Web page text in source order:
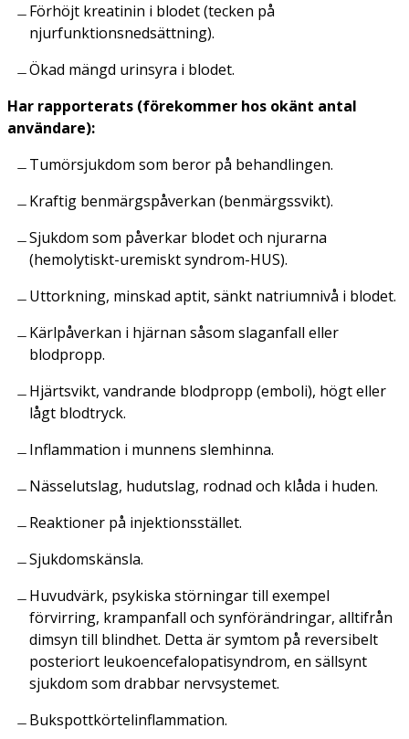
Förhöjt kreatinin i blodet (tecken på
njurfunktionsnedsättning).
Ökad mängd urinsyra i blodet.
Har rapporterats (förekommer hos okänt antal
användare):
Tumörsjukdom som beror på behandlingen.
Kraftig benmärgspåverkan (benmärgssvikt).
Sjukdom som påverkar blodet och njurarna
(hemolytiskt-uremiskt syndrom-HUS).
Uttorkning, minskad aptit, sänkt natriumnivå i blodet.
Kärlpåverkan i hjärnan såsom slaganfall eller
blodpropp.
Hjärtsvikt, vandrande blodpropp (emboli), högt eller
lågt blodtryck.
Inflammation i munnens slemhinna.
Nässelutslag, hudutslag, rodnad och klåda i huden.
Reaktioner på injektionsstället.
Sjukdomskänsla.
Huvudvärk, psykiska störningar till exempel
förvirring, krampanfall och synförändringar, alltifrån
dimsyn till blindhet. Detta är symtom på reversibelt
posteriort leukoencefalopatisyndrom, en sällsynt
sjukdom som drabbar nervsystemet.
Bukspottkörtelinflammation.